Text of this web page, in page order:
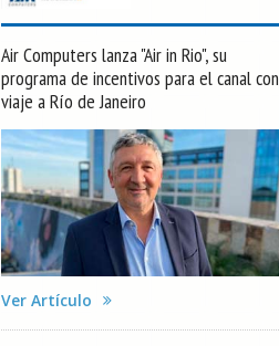
Air Computers lanza "Air in Rio", su
programa de incentivos para el canal con
viaje a Río de Janeiro
Ver Artículo